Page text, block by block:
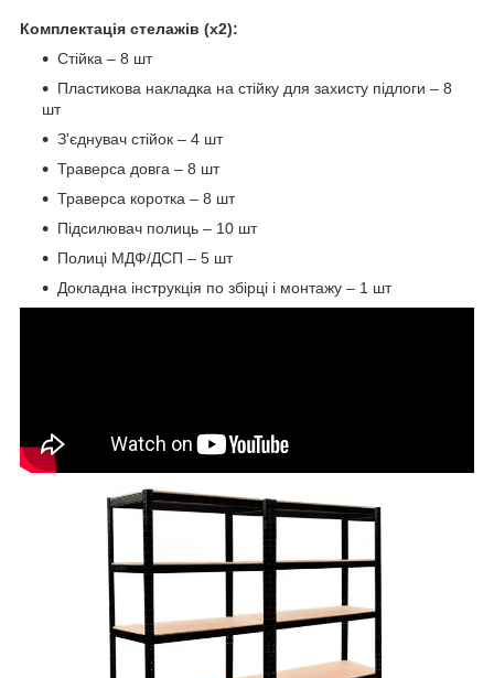
Комплектація стелажів (х2):
Стійка – 8 шт
Пластикова накладка на стійку для захисту підлоги – 8
шт
З'єднувач стійок – 4 шт
Траверса довга – 8 шт
Траверса коротка – 8 шт
Підсилювач полиць – 10 шт
Полиці МДФ/ДСП – 5 шт
Докладна інструкція по збірці і монтажу – 1 шт